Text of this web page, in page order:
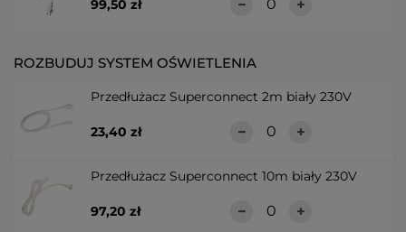
99,50 zł
ROZBUDUJ SYSTEM OŚWIETLENIA
Przedłużacz Superconnect 2m biały 230V
23,40 zł
Przedłużacz Superconnect 10m biały 230V
97,20 zł